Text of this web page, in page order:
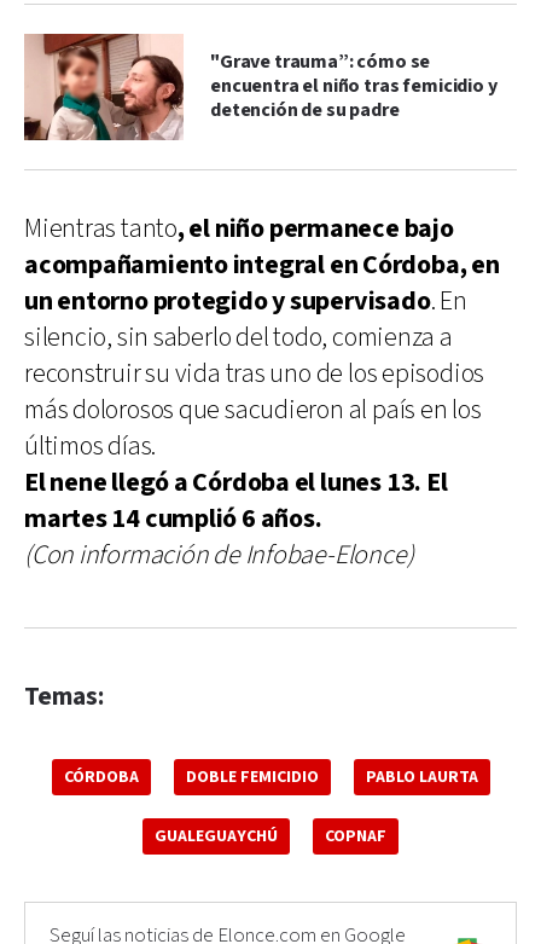
"Grave trauma”: cómo se
encuentra el niño tras femicidio y
detención de su padre
Mientras tanto, el niño permanece bajo
acompañamiento integral en Córdoba, en
un entorno protegido y supervisado. En
silencio, sin saberlo del todo, comienza a
reconstruir su vida tras uno de los episodios
más dolorosos que sacudieron al país en los
últimos días.
El nene llegó a Córdoba el lunes 13. El
martes 14 cumplió 6 años.
(Con información de Infobae-Elonce)
Temas:
CÓRDOBA DOBLE FEMICIDIO PABLO LAURTA
GUALEGUAYCHÚ COPNAF
Seguí las noticias de Elonce.com en Google